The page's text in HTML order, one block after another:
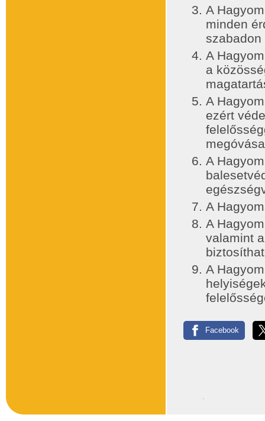
A
minden
A
a
A
ezért
A
A
A
valamint
A
Facebook